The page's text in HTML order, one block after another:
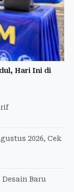
Hari Ini di
2026, Cek
Desain Baru